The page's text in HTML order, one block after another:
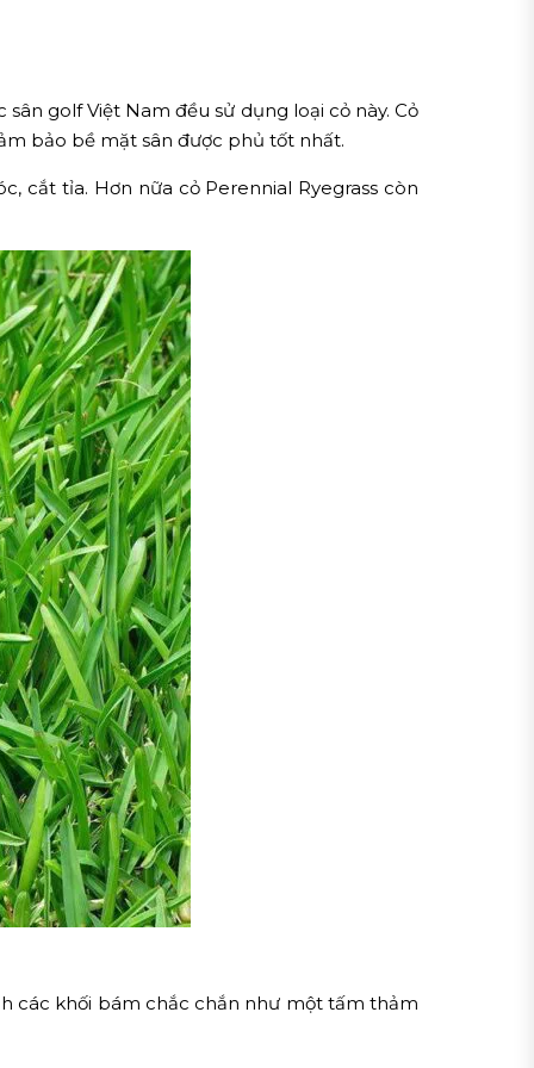
golf Việt Nam đều sử dụng loại cỏ này. Cỏ
bảo bề mặt sân được phủ tốt nhất.
cắt tỉa. Hơn nữa cỏ Perennial Ryegrass còn
các khối bám chắc chắn như một tấm thảm